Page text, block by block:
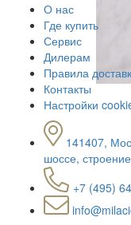
О нас
Где купить
Сервис
Дилерам
Правила
Контакты
Настройки
141407,
шоссе,
+7 (495)